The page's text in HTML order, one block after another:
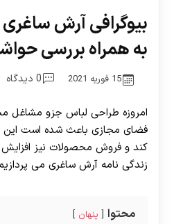
بیوگرافی آرش
به همراه بررسی
15 فوریه 2021 0 دیدگاه
امروزه طراحی لباس جزو مشاغل
فضای مجازی باعث شده است این
کند و فروش محصولات نیز افزایش
زندگی نامه آرش ساغری می
محتوا پنهان